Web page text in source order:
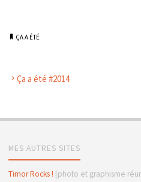
ÇA A ÉTÉ
Ça a été #2014
MES AUTRES SITES
Timor Rocks ! [photo et graphisme